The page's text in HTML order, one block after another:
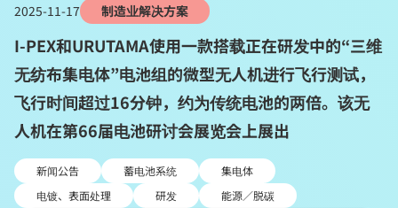
2025-11-17 制造业解决方案
I-PEX和URUTAMA使用一款搭载正在研发中的“三维
无纺布集电体”电池组的微型无人机进行飞行测试，
飞行时间超过16分钟，约为传统电池的两倍。该无
人机在第66届电池研讨会展览会上展出
新闻公告 蓄电池系统
集电体
电镀、表面处理
研发 能源／脱碳